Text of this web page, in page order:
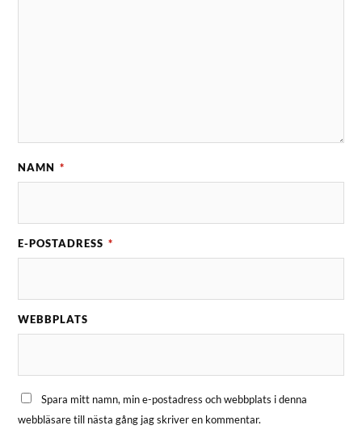
NAMN *
E-POSTADRESS *
WEBBPLATS
Spara mitt namn, min e-postadress och webbplats i denna
webbläsare till nästa gång jag skriver en kommentar.